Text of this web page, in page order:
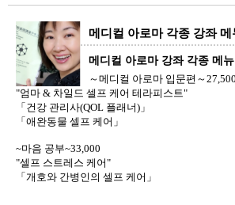
메디컬 아로마 각종 강좌 메
메디컬 아로마 강좌 각종 메뉴
～메디컬 아로마 입문편～
"엄마 & 차일드 셀프 케어 테라피스트"
「건강 관리사(QOL 플래너)」
「애완동물 셀프 케어」
~마음 공부~33,000
"셀프 스트레스 케어"
「개호와 간병인의 셀프 케어」